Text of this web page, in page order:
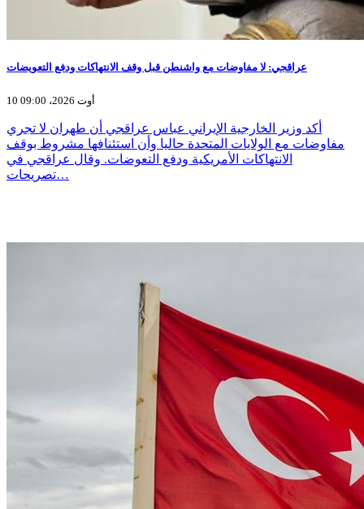
عراقجي: لا مفاوضات مع واشنطن قبل وقف الانتهاكات ودفع التعويضات
10 أوت 2026، 09:00
أكد وزير الخارجية الإيراني عباس عراقجي أن طهران لا تجري
مفاوضات مع الولايات المتحدة حاليا وأن استئنافها مشروط بوقف
الانتهاكات الأمريكية ودفع التعوضات. وقال عراقجي في
تصريحات…